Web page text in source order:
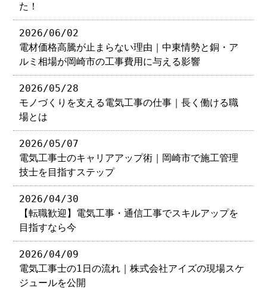
た！
2026/06/02
電材価格高騰が止まらない理由｜中東情勢と銅・ア
ルミ相場が岡崎市の工事費用に与える影響
2026/05/28
モノづくりを支える電気工事の仕事｜長く働ける職
場とは
2026/05/07
電気工事士のキャリアアップ術｜岡崎市で施工管理
技士を目指すステップ
2026/04/30
【転職歓迎】電気工事・通信工事でスキルアップを
目指すなら今
2026/04/09
電気工事士の1日の流れ｜株式会社アイズの現場スケ
ジュールを公開